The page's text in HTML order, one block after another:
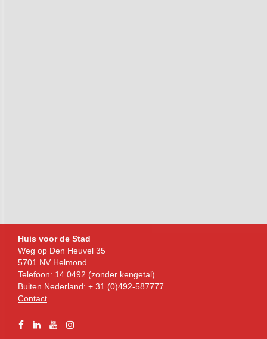
Bezoekadres
Huis voor de Stad
Weg op Den Heuvel 35
5701 NV Helmond
Telefoon: 14 0492 (zonder kengetal)
Buiten Nederland: + 31 (0)492-587777
Contact
FacebookLinkedinYouTubeInstagram